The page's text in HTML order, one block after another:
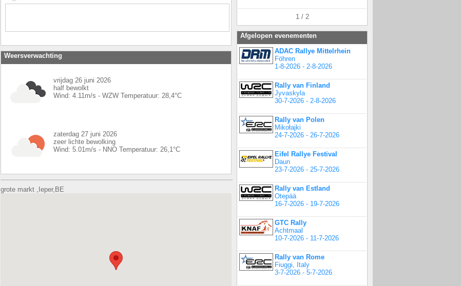
Weersverwachting
vrijdag 26 juni 2026
half bewolkt
Wind: 4.11 m/s - WZW Temperatuur: 28,4°C
zaterdag 27 juni 2026
zeer lichte bewolking
Wind: 5.01 m/s - NNO Temperatuur: 26,1 °C
grote markt ,Ieper,BE
1 / 2
Afgelopen evenementen
ADAC Rallye Mittelrhein
Föhren
1-8-2026 - 2-8-2026
Rally van Finland
Jyvaskyla
30-7-2026 - 2-8-2026
Rally van Polen
Mikołajki
24-7-2026 - 26-7-2026
Eifel Rallye Festival
Daun
23-7-2026 - 25-7-2026
Rally van Estland
Otepää
16-7-2026 - 19-7-2026
GTC Rally
Achtmaal
10-7-2026 - 11-7-2026
Rally van Rome
Fiuggi, Italy
3-7-2026 - 5-7-2026